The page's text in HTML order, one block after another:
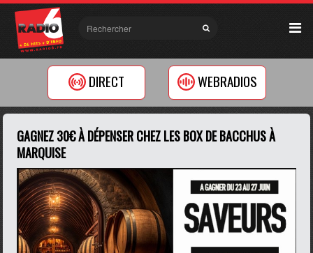
DIRECT WEBRADIOS
GAGNEZ 30€ À DÉPENSER CHEZ LES BOX DE BACCHUS À
MARQUISE